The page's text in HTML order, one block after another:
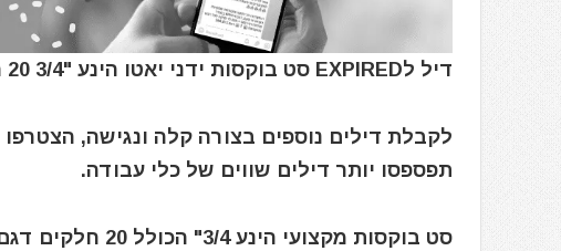
דיל לEXPIRED סט בוקסות ידני יאטו הינע "3/4 20 חלקים YATO YT-1335
לקבלת דילים נוספים בצורה קלה ונגישה, הצטרפו
תפספסו יותר דילים שווים של כלי עבודה.
סט בוקסות מקצועי הינע 3/4" הכולל 20 חלקים דגם YT-1335 מבית Yato